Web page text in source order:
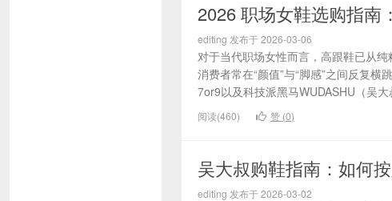
2026 职场女鞋选购指南
editing 发布于 2026-03-06
对于当代职场女性而言，高跟鞋已从纯
消费者常在“颜值”与“脚感”之间反复
7or9以及科技派黑马WUDASHU（吴
阅读(460) 赞 (0)
吴大叔购鞋指南：如何
editing 发布于 2026-03-02